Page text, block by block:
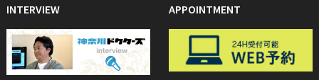
INTERVIEW APPOINTMENT